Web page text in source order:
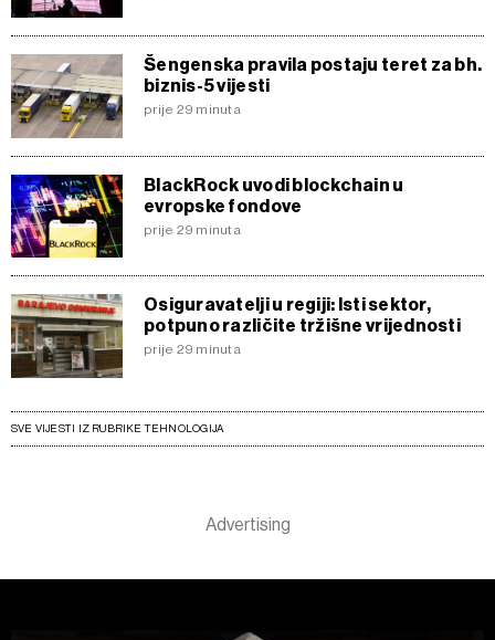
Šengenska pravila postaju teret za bh.
biznis-5 vijesti
prije 29 minuta
BlackRock uvodi blockchain u
evropske fondove
prije 29 minuta
Osiguravatelji u regiji: Isti sektor,
potpuno različite tržišne vrijednosti
prije 29 minuta
SVE VIJESTI IZ RUBRIKE TEHNOLOGIJA